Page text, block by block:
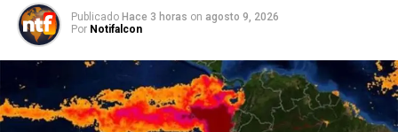
Publicado Hace 3 horas on agosto 9, 2026
Por Notifalcon